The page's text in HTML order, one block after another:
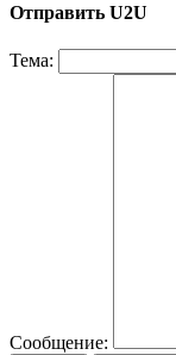
Отправить U2U
Тема:
Сообщение: